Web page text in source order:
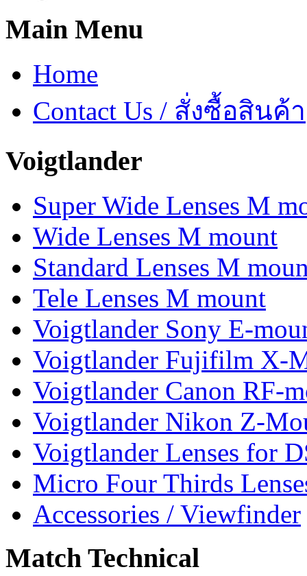
Main Menu
Home
Contact Us / สั่งซื้อสินค้า
Voigtlander
Super Wide Lenses M
Wide Lenses M mount
Standard Lenses M
Tele Lenses M mount
Voigtlander Sony E-
Voigtlander Fujifilm X-
Voigtlander Canon RF-
Voigtlander Nikon Z-
Voigtlander Lenses for
Micro Four Thirds
Accessories / Viewfinder
Match Technical